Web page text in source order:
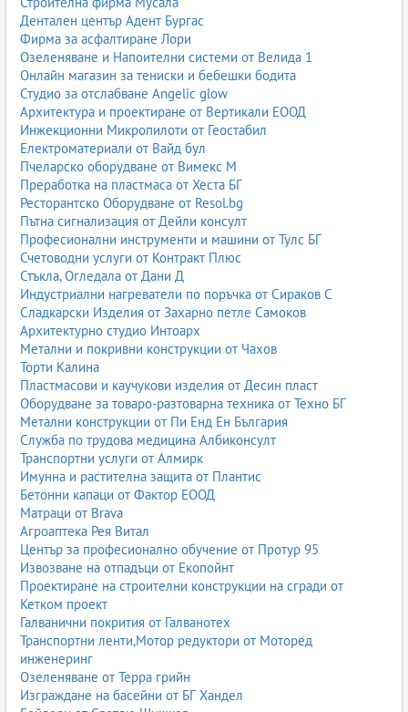
Дентален център Адент Бургас
Фирма за асфалтиране Лори
Озеленяване и Напоителни системи от Велида 1
Онлайн магазин за тениски и бебешки бодита
Студио за отслабване Angelic glow
Архитектура и проектиране от Вертикали ЕООД
Инжекционни Микропилоти от Геостабил
Електроматериали от Вайд бул
Пчеларско оборудване от Вимекс М
Преработка на пластмаса от Хеста БГ
Ресторантско Оборудване от Resol.bg
Пътна сигнализация от Дейли консулт
Професионални инструменти и машини от Тулс БГ
Счетоводни услуги от Контракт Плюс
Стъкла, Огледала от Дани Д
Индустриални нагреватели по поръчка от Сираков С
Сладкарски Изделия от Захарно петле Самоков
Архитектурно студио Интоарх
Метални и покривни конструкции от Чахов
Торти Калина
Пластмасови и каучукови изделия от Десин пласт
Оборудване за товаро-разтоварна техника от Техно БГ
Метални конструкции от Пи Енд Ен България
Служба по трудова медицина Албиконсулт
Транспортни услуги от Алмирк
Имунна и растителна защита от Плантис
Бетонни капаци от Фактор ЕООД
Матраци от Brava
Агроаптека Рея Витал
Център за професионално обучение от Протур 95
Извозване на отпадъци от Екопойнт
Проектиране на строителни конструкции на сгради от
Кетком проект
Галванични покрития от Галванотех
Транспортни ленти,Мотор редуктори от Моторед
инженеринг
Озеленяване от Терра грийн
Изграждане на басейни от БГ Хандел